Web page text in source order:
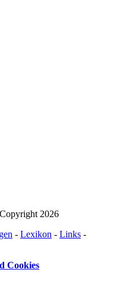
2026
- Lexikon - Links -
Cookies